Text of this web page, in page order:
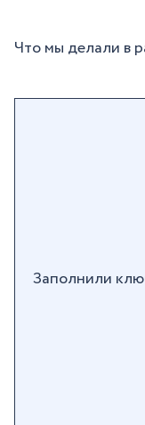
Что мы делали в
Заполнили